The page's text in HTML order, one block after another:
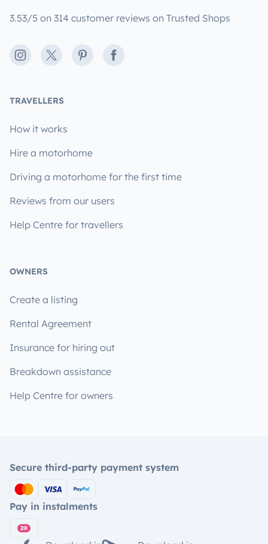
3.53/5 on 314 customer reviews on Trusted Shops
Instagram
X PinterestFacebook
TRAVELLERS
How it works
Hire a motorhome
Driving a motorhome for the first time
Reviews from our users
Help Centre for travellers
OWNERS
Create a listing
Rental Agreement
Insurance for hiring out
Breakdown assistance
Help Centre for owners
Secure third-party payment system
Pay in instalments